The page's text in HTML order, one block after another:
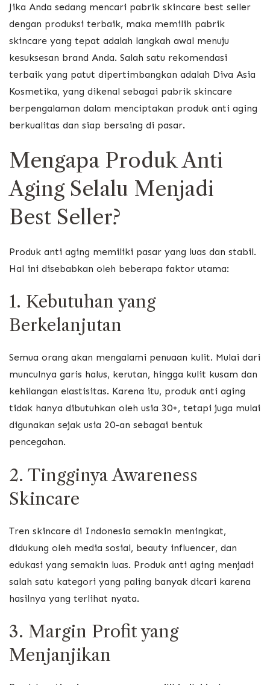
Jika Anda sedang mencari pabrik skincare best seller
dengan produksi terbaik, maka memilih pabrik
skincare yang tepat adalah langkah awal menuju
kesuksesan brand Anda. Salah satu rekomendasi
terbaik yang patut dipertimbangkan adalah Diva Asia
Kosmetika, yang dikenal sebagai pabrik skincare
berpengalaman dalam menciptakan produk anti aging
berkualitas dan siap bersaing di pasar.
Mengapa Produk Anti
Aging Selalu Menjadi
Best Seller?
Produk anti aging memiliki pasar yang luas dan stabil.
Hal ini disebabkan oleh beberapa faktor utama:
1. Kebutuhan yang
Berkelanjutan
Semua orang akan mengalami penuaan kulit. Mulai dari
munculnya garis halus, kerutan, hingga kulit kusam dan
kehilangan elastisitas. Karena itu, produk anti aging
tidak hanya dibutuhkan oleh usia 30+, tetapi juga mulai
digunakan sejak usia 20-an sebagai bentuk
pencegahan.
2. Tingginya Awareness
Skincare
Tren skincare di Indonesia semakin meningkat,
didukung oleh media sosial, beauty influencer, dan
edukasi yang semakin luas. Produk anti aging menjadi
salah satu kategori yang paling banyak dicari karena
hasilnya yang terlihat nyata.
3. Margin Profit yang
Menjanjikan